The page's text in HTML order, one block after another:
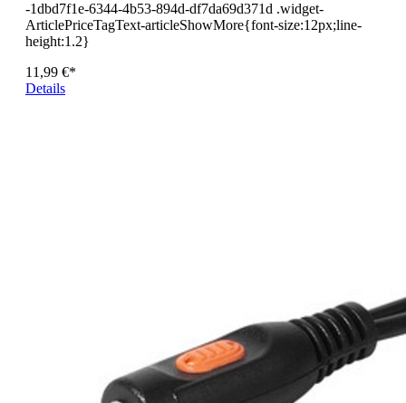
-1dbd7f1e-6344-4b53-894d-df7da69d371d .widget-
ArticlePriceTagText-articleShowMore{font-size:12px;line-
height:1.2}
11,99 €*
Details